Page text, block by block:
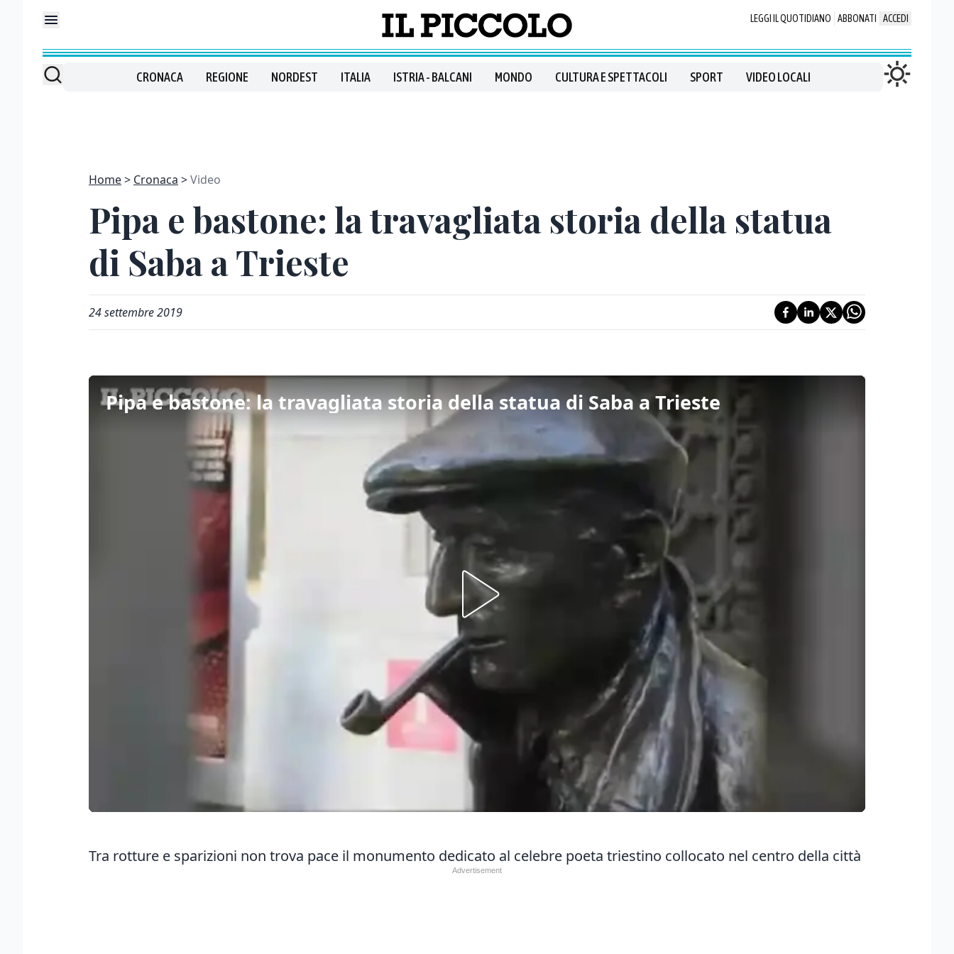
LEGGI IL QUOTIDIANO ABBONATI ACCEDI
CRONACA REGIONE NORDEST ITALIA ISTRIA - BALCANI MONDO CULTURA E SPETTACOLI SPORT VIDEO LOCALI
Home Cronaca Video
Pipa e bastone: la travagliata storia della statua
di Saba a Trieste
24 settembre 2019
Pipa e bastone: la travagliata storia della statua di Saba a Trieste
Tra rotture e sparizioni non trova pace il monumento dedicato al celebre poeta triestino collocato nel centro della città